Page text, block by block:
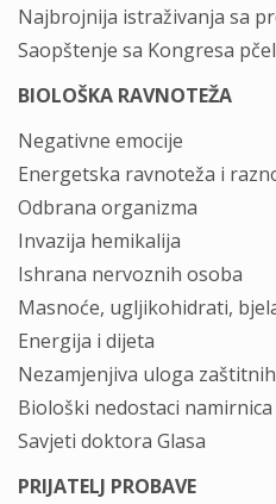
Najbrojnija istraživanja sa
Saopštenje sa Kongresa
BIOLOŠKA RAVNOTEŽA
Negativne emocije
Energetska ravnoteža i
Odbrana organizma
Invazija hemikalija
Ishrana nervoznih osoba
Masnoće, ugljikohidrati,
Energija i dijeta
Nezamjenjiva uloga
Biološki nedostaci namirnica
Savjeti doktora Glasa
PRIJATELJ PROBAVE